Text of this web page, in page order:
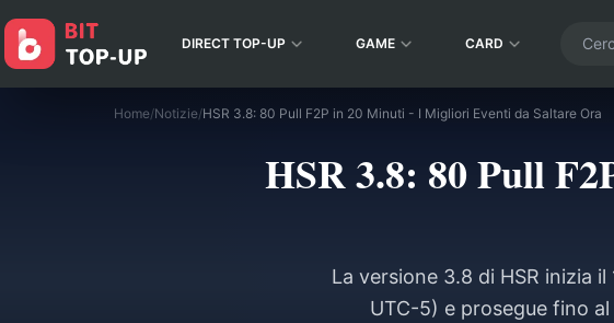
DIRECT TOP-UP GAME CARD
Home/Notizie/HSR 3.8: 80 Pull F2P in 20 Minuti - I Migliori Eventi da Saltare Ora
HSR 3.8: 80 Pull
La versione 3.8 di HSR inizia
UTC-5) e prosegue fino